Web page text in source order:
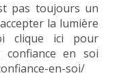
pas toujours un
la lumière
clique ici pour
en soi
en-soi/